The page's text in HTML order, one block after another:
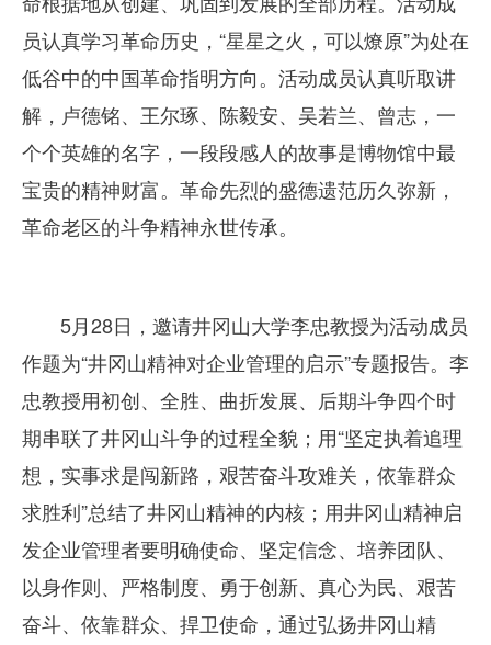
员认真学习革命历史，“星星之火，可以燎原”为处在
低谷中的中国革命指明方向。活动成员认真听取讲
解，卢德铭、王尔琢、陈毅安、吴若兰、曾志，一
个个英雄的名字，一段段感人的故事是博物馆中最
宝贵的精神财富。革命先烈的盛德遗范历久弥新，
革命老区的斗争精神永世传承。
5月28日，邀请井冈山大学李忠教授为活动成员
作题为“井冈山精神对企业管理的启示”专题报告。李
忠教授用初创、全胜、曲折发展、后期斗争四个时
期串联了井冈山斗争的过程全貌；用“坚定执着追理
想，实事求是闯新路，艰苦奋斗攻难关，依靠群众
求胜利”总结了井冈山精神的内核；用井冈山精神启
发企业管理者要明确使命、坚定信念、培养团队、
以身作则、严格制度、勇于创新、真心为民、艰苦
奋斗、依靠群众、捍卫使命，通过弘扬井冈山精